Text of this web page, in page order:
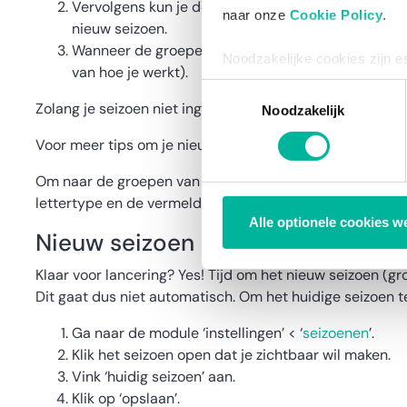
naar onze Cookie Policy.
Noodzakelijke cookies zijn
bestaat enkel een
via de consent management
Noodzakelijk
Alle optionele cookies
Vervolgens kun je de groepen voor je nieuw
nieuw seizoen.
Wanneer de groepen aangemaakt zijn, kun je ze
van hoe je werkt).
Zolang je seizoen niet ingesteld staat als huidig
Voor meer tips om je nieuw seizoen voor te bereiden,
Om naar de groepen van je nieuw seizoen te kunnen
lettertype en de vermelding ‘inactief’ naast de naam
Nieuw seizoen lanceren
Klaar voor lancering? Yes! Tijd om het nieuw seizoen
Dit gaat dus niet automatisch. Om het huidige seizoen
Ga naar de module ‘instellingen’ < ‘seizoenen’.
Klik het seizoen open dat je zichtbaar wil maken.
Vink ‘huidig seizoen’ aan.
Klik op ‘opslaan’.